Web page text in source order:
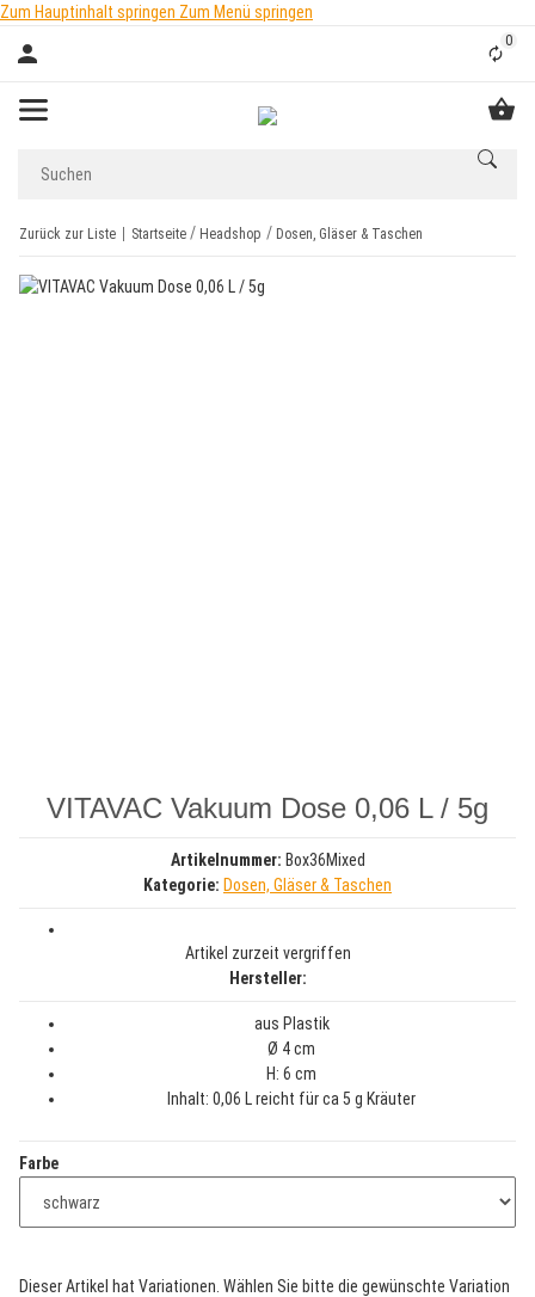
Zum Hauptinhalt springen Zum Menü springen
0
Zurück zur Liste Startseite Headshop Dosen, Gläser & Taschen
VITAVAC Vakuum Dose 0,06 L / 5g
Artikelnummer: Box36Mixed
Kategorie: Dosen, Gläser & Taschen
Artikel zurzeit vergriffen
Hersteller:
aus Plastik
Ø 4 cm
H: 6 cm
Inhalt: 0,06 L reicht für ca 5 g Kräuter
Farbe
xDieser Artikel hat Variationen. Wählen Sie bitte die gewünschte Variation